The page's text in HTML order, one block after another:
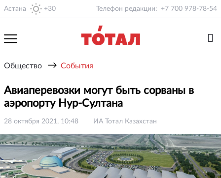
Астана +30 Телефон редакции: +7 700 978-78-54
Общество → События
Авиаперевозки могут быть сорваны в
аэропорту Нур-Султана
28 октября 2021, 10:48 ИА Тотал Казахстан